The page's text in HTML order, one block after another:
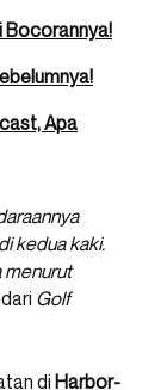
Bocorannya!
Apa
kedua kaki.
menurut
Golf
di Harbor-